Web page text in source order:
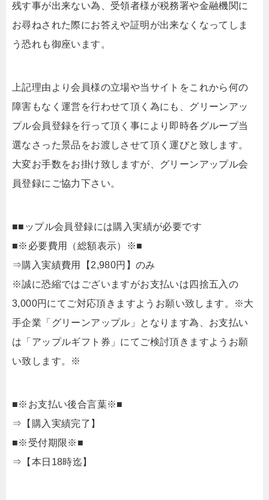
残す事が出来ない為、受領者様が税務署や金融機関に
お尋ねされた際にお答えや証明が出来なくなってしま
う恐れも御座います。
上記理由より会員様の立場や当サイトをこれから何の
障害もなく運営を行わせて頂く為にも、グリーンアッ
プル会員登録を行って頂く事により即時各グループ当
選なさった景品をお渡しさせて頂く運びと致します。
大変お手数をお掛け致しますが、グリーンアップル会
員登録にご協力下さい。
■■ップル会員登録には購入実績が必要です
■※必要費用（総額表示）※■
⇒購入実績費用【2,980円】のみ
※誠に恐縮ではございますがお支払いは四捨五入の
3,000円にてご対応頂きますようお願い致します。※大
手企業「グリーンアップル」となります為、お支払い
は「アップルギフト券」にてご検討頂きますようお願
い致します。※
■※お支払い後合言葉※■
⇒【購入実績完了】
■※受付期限※■
⇒【本日18時迄】